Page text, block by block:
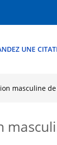
UNE
masculine